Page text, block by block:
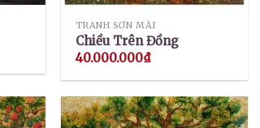
TRANH SƠN MÀI
Chiều Trên Đồng
40.000.000₫